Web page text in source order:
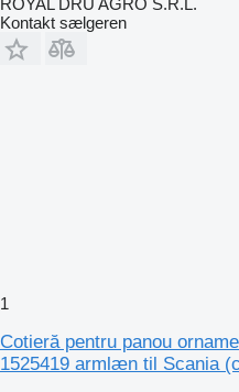
ROYAL DRU AGRO S.R.L.
Kontakt sælgeren
1
Cotieră pentru panou
1525419 armlæn til Scania